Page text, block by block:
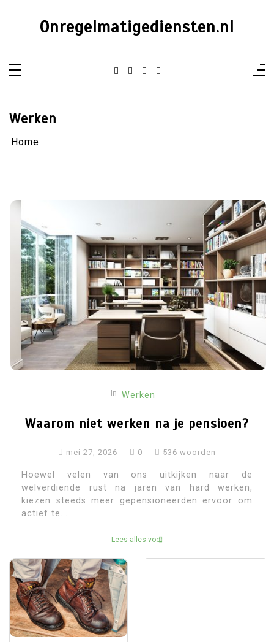
Onregelmatigediensten.nl
Werken
Home
In Werken
Waarom niet werken na je pensioen?
mei 27, 2026 0 536 woorden
Hoewel velen van ons uitkijken naar de
welverdiende rust na jaren van hard werken,
kiezen steeds meer gepensioneerden ervoor om
actief te...
Lees alles voor